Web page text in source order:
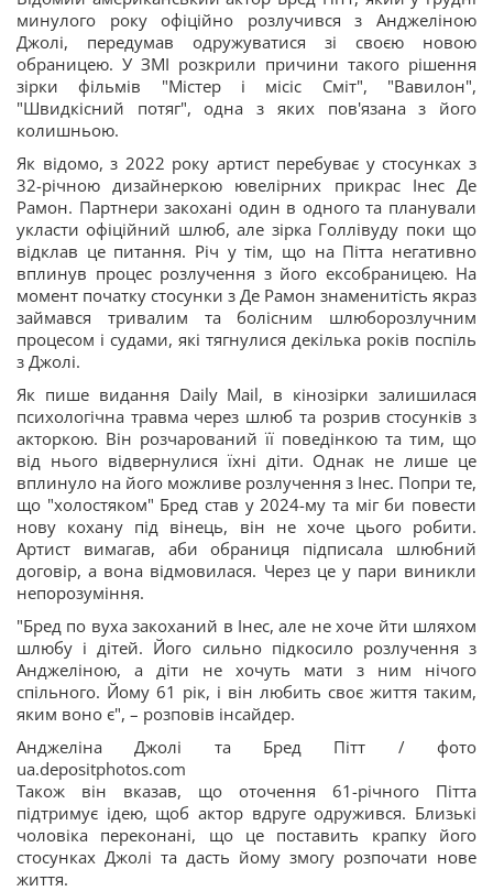
минулого року офіційно розлучився з Анджеліною
Джолі, передумав одружуватися зі своєю новою
обраницею. У ЗМІ розкрили причини такого рішення
зірки фільмів "Містер і місіс Сміт", "Вавилон",
"Швидкісний потяг", одна з яких пов'язана з його
колишньою.
Як відомо, з 2022 року артист перебуває у стосунках з
32-річною дизайнеркою ювелірних прикрас Інес Де
Рамон. Партнери закохані один в одного та планували
укласти офіційний шлюб, але зірка Голлівуду поки що
відклав це питання. Річ у тім, що на Пітта негативно
вплинув процес розлучення з його ексобраницею. На
момент початку стосунки з Де Рамон знаменитість якраз
займався тривалим та болісним шлюборозлучним
процесом і судами, які тягнулися декілька років поспіль
з Джолі.
Як пише видання Daily Mail, в кінозірки залишилася
психологічна травма через шлюб та розрив стосунків з
акторкою. Він розчарований її поведінкою та тим, що
від нього відвернулися їхні діти. Однак не лише це
вплинуло на його можливе розлучення з Інес. Попри те,
що "холостяком" Бред став у 2024-му та міг би повести
нову кохану під вінець, він не хоче цього робити.
Артист вимагав, аби обраниця підписала шлюбний
договір, а вона відмовилася. Через це у пари виникли
непорозуміння.
"Бред по вуха закоханий в Інес, але не хоче йти шляхом
шлюбу і дітей. Його сильно підкосило розлучення з
Анджеліною, а діти не хочуть мати з ним нічого
спільного. Йому 61 рік, і він любить своє життя таким,
яким воно є", – розповів інсайдер.
Анджеліна Джолі та Бред Пітт / фото
ua.depositphotos.com
Також він вказав, що оточення 61-річного Пітта
підтримує ідею, щоб актор вдруге одружився. Близькі
чоловіка переконані, що це поставить крапку його
стосунках Джолі та дасть йому змогу розпочати нове
життя.